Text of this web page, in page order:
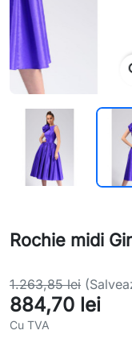
Rochie midi
1.263,85 lei
884,70 lei
Cu TVA